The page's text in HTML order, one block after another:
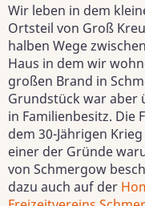
Wir leben in dem
Ortsteil von Groß
halben Wege
Haus in dem wir
großen Brand in
Grundstück war aber
in Familienbesitz. Die
dem 30-Jährigen
einer der Gründe
von Schmergow
dazu auch auf der